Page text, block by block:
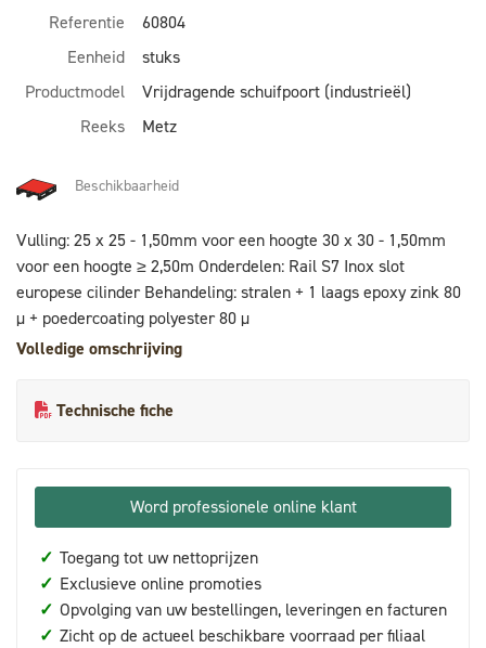
Referentie
60804
Eenheid
stuks
Productmodel
Vrijdragende schuifpoort (industrieël)
Reeks
Metz
Beschikbaarheid
Vulling: 25 x 25 - 1,50mm voor een hoogte 30 x 30 - 1,50mm
voor een hoogte ≥ 2,50m Onderdelen: Rail S7 Inox slot
europese cilinder Behandeling: stralen + 1 laags epoxy zink 80
µ + poedercoating polyester 80 µ
Volledige omschrijving
Technische fiche
Word professionele online klant
✓ Toegang tot uw nettoprijzen
✓ Exclusieve online promoties
✓ Opvolging van uw bestellingen, leveringen en facturen
✓ Zicht op de actueel beschikbare voorraad per filiaal